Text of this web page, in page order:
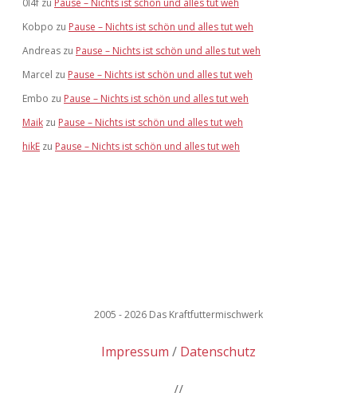
0l4f zu Pause – Nichts ist schön und alles tut weh
Kobpo zu Pause – Nichts ist schön und alles tut weh
Andreas zu Pause – Nichts ist schön und alles tut weh
Marcel zu Pause – Nichts ist schön und alles tut weh
Embo zu Pause – Nichts ist schön und alles tut weh
Maik zu Pause – Nichts ist schön und alles tut weh
hikE zu Pause – Nichts ist schön und alles tut weh
2005 - 2026 Das Kraftfuttermischwerk
Impressum Datenschutz